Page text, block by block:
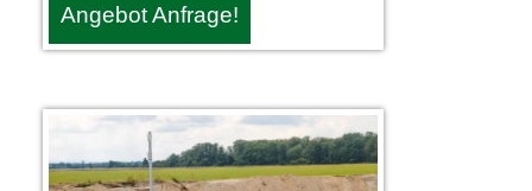
Angebot Anfrage!